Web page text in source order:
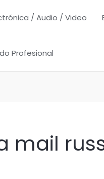
/ Audio / Video
Profesional
mail